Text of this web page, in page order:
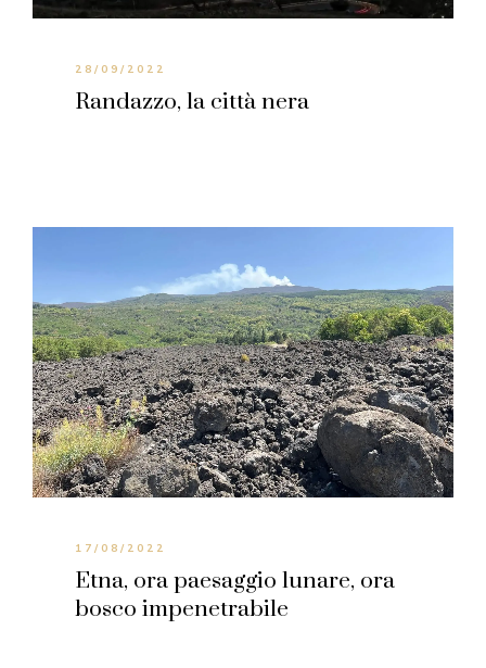
28/09/2022
Randazzo, la città nera
17/08/2022
Etna, ora paesaggio lunare, ora
bosco impenetrabile